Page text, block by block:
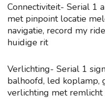
Connectiviteit- Serial 1
met pinpoint locatie
navigatie, record my
huidige rit
Verlichting- Serial 1
balhoofd, led koplamp,
verlichting met remlicht